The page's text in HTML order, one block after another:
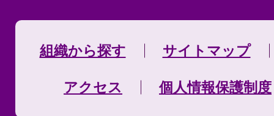
組織から探す サイトマップ
アクセス 個人情報保護制度